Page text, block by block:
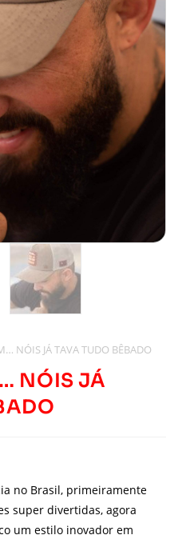
NÓIS JÁ TAVA TUDO BÊBADO
NÓIS JÁ
no Brasil, primeiramente
super divertidas, agora
um estilo inovador em